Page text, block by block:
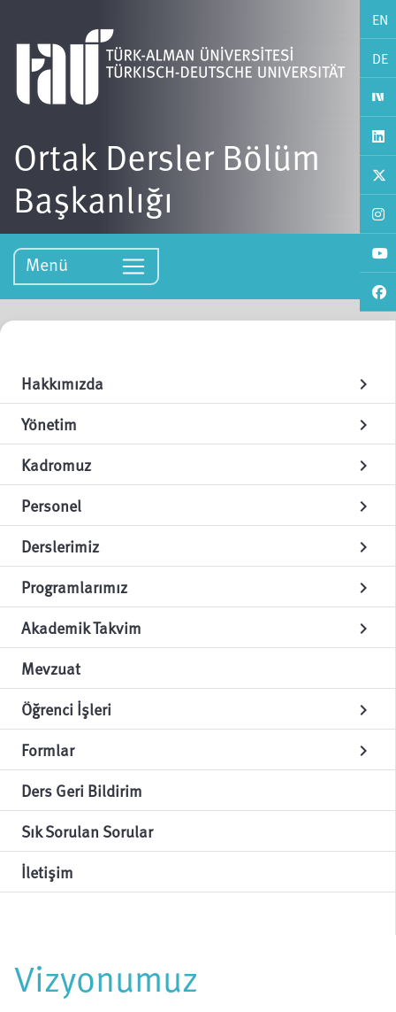
EN
DE
Ortak Dersler Bölüm
Başkanlığı
Menü
Hakkımızda chevron_right
Yönetim chevron_right
Kadromuz chevron_right
Personel chevron_right
Derslerimiz chevron_right
Programlarımız chevron_right
Akademik Takvim chevron_right
Mevzuat
Öğrenci İşleri
chevron_right
Formlar chevron_right
Ders Geri Bildirim
Sık Sorulan Sorular
İletişim
Vizyonumuz